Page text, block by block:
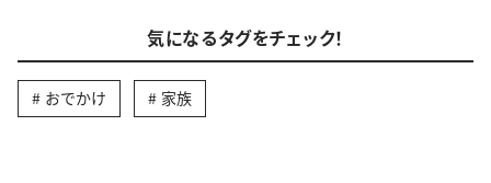
気になるタグをチェック！
おでかけ 家族